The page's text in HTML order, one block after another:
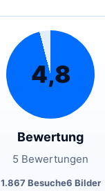
4,8
Bewertung
5 Bewertungen
1.867 Besuche6 Bilder